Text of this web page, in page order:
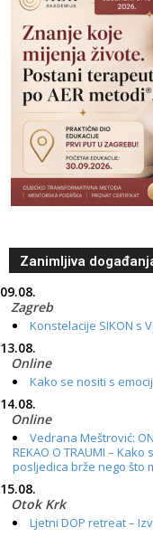
Zanimljiva
09.08.
Zagreb
Konstelacije SIKON s
13.08.
Online
Kako se nositi s
14.08.
Online
Vedrana Meštrović:
REKAO O TRAUMI –
posljedica brže nego što
15.08.
Otok Krk
Ljetni DOP retreat –